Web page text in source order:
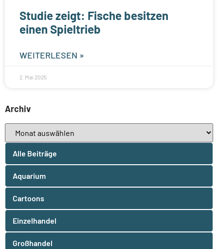
Studie zeigt: Fische besitzen
einen Spieltrieb
WEITERLESEN »
2. Mai 2025
Archiv
Alle Beiträge
Aquarium
Cartoons
Einzelhandel
Großhandel